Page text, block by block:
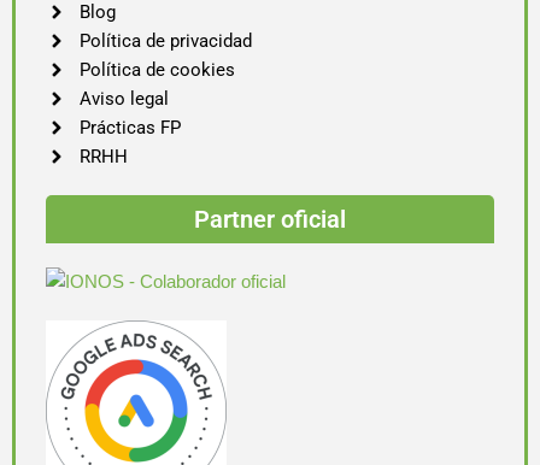
Blog
Política de privacidad
Política de cookies
Aviso legal
Prácticas FP
RRHH
Partner oficial